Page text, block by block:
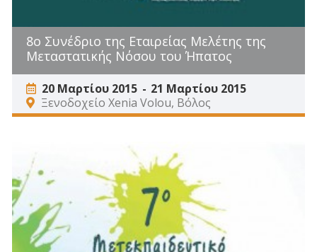
8ο Συνέδριο της Εταιρείας Μελέτης της
Μεταστατικής Νόσου του Ήπατος
20 Μαρτίου 2015
21 Μαρτίου 2015
Ξενοδοχείο Xenia Volou, Βόλος